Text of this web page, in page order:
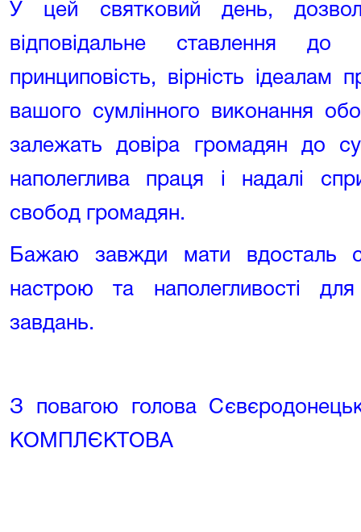
У цей святковий день,
відповідальне ставлення до
принциповість, вірність ідеалам
вашого сумлінного виконання
залежать довіра громадян до
наполеглива праця і надалі
свобод громадян.
Бажаю завжди мати вдосталь
настрою та наполегливості
завдань.
З повагою голова
КОМПЛЄКТОВА